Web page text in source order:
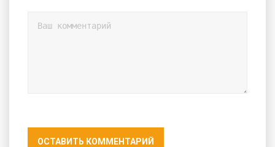
ОСТАВИТЬ КОММЕНТАРИЙ